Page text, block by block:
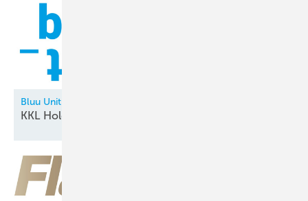
Bluu Unit
KKL Holding neu in der